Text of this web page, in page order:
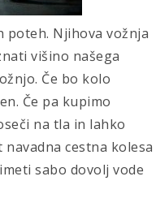
poteh. Njihova vožnja
višino našega
Če bo kolo
Če pa kupimo
na tla in lahko
cestna kolesa
sabo dovolj vode